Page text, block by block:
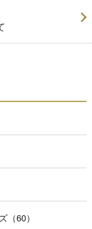
（60）